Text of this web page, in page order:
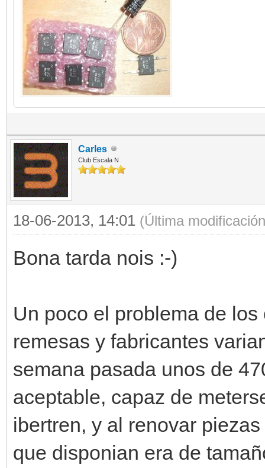
Carles
Club Escala N
18-06-2013, 14:01 (Última
Bona tarda nois :-)
Un poco el problema de
remesas y fabricantes
semana pasada unos de
aceptable, capaz de
ibertren, y al renovar
que disponian era de